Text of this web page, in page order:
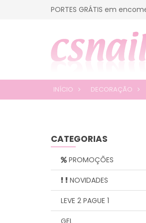
PORTES GRÁTIS em
INÍCIO DECORAÇÃO
CATEGORIAS
PROMOÇÕES
NOVIDADES
LEVE 2 PAGUE 1